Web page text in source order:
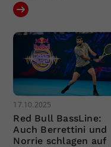
17.10.2025
Red Bull BassLine:
Auch Berrettini und
Norrie schlagen auf